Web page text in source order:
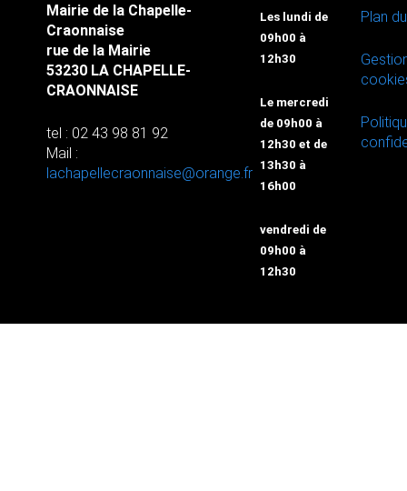
Mairie de la Chapelle-
Craonnaise
rue de la Mairie
53230 LA CHAPELLE-
CRAONNAISE
tel : 02 43 98 81 92
Mail :
lachapellecraonnaise@orange.fr
Les lundi de
09h00 à
12h30
Le mercredi
de 09h00 à
12h30 et de
13h30 à
16h00
vendredi de
09h00 à
12h30
Plan